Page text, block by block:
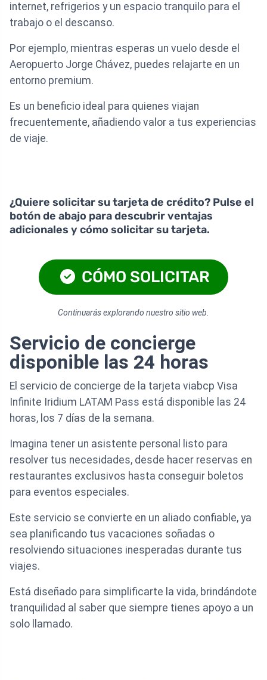
internet, refrigerios y un espacio tranquilo para el
trabajo o el descanso.
Por ejemplo, mientras esperas un vuelo desde el
Aeropuerto Jorge Chávez, puedes relajarte en un
entorno premium.
Es un beneficio ideal para quienes viajan
frecuentemente, añadiendo valor a tus experiencias
de viaje.
¿Quiere solicitar su tarjeta de crédito? Pulse el
botón de abajo para descubrir ventajas
adicionales y cómo solicitar su tarjeta.
CÓMO SOLICITAR
Continuarás explorando nuestro sitio web.
Servicio de concierge
disponible las 24 horas
El servicio de concierge de la tarjeta viabcp Visa
Infinite Iridium LATAM Pass está disponible las 24
horas, los 7 días de la semana.
Imagina tener un asistente personal listo para
resolver tus necesidades, desde hacer reservas en
restaurantes exclusivos hasta conseguir boletos
para eventos especiales.
Este servicio se convierte en un aliado confiable, ya
sea planificando tus vacaciones soñadas o
resolviendo situaciones inesperadas durante tus
viajes.
Está diseñado para simplificarte la vida, brindándote
tranquilidad al saber que siempre tienes apoyo a un
solo llamado.